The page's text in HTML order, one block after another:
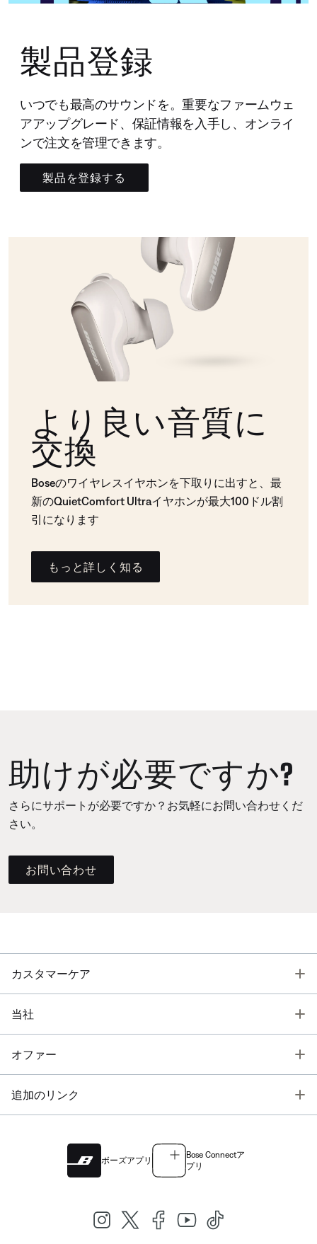
製品登録
いつでも最高のサウンドを。重要なファームウェ
アアップグレード、保証情報を入手し、オンライ
ンで注文を管理できます。
製品を登録する
より良い音質に
交換
Boseのワイヤレスイヤホンを下取りに出すと、最
新のQuietComfort Ultraイヤホンが最大100ドル割
引になります
もっと詳しく知る
助けが必要ですか?
さらにサポートが必要ですか？お気軽にお問い合わせくだ
さい。
お問い合わせ
カスタマーケア
当社
オファー
追加のリンク
ボーズアプリ
Bose Connectア
プリ